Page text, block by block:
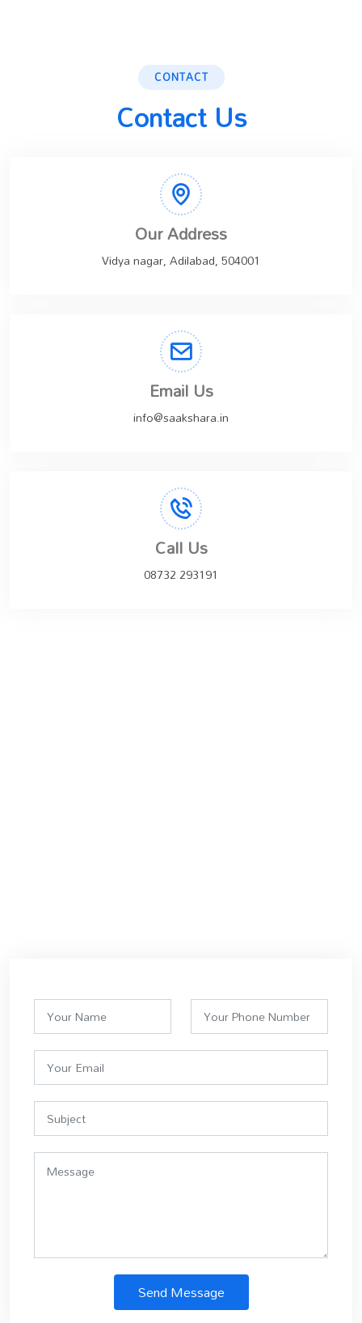
CONTACT
Contact Us
Our Address
Vidya nagar, Adilabad, 504001
Email Us
info@saakshara.in
Call Us
08732 293191
Send Message